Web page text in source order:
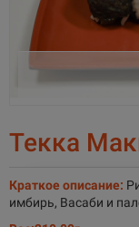
Текка
Краткое описание:
имбирь, Васаби и